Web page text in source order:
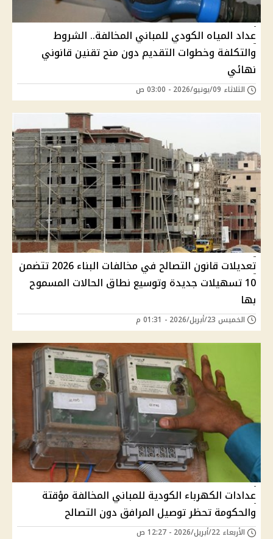
عداد المياه الكودي للمباني المخالفة.. الشروط
والتكلفة وخطوات التقديم دون منح تقنين قانوني
نهائي
الثلاثاء 09/يونيو/2026 - 03:00 ص
تعديلات قانون التصالح في مخالفات البناء 2026 تتضمن
10 تسهيلات جديدة وتوسيع نطاق الحالات المسموح
بها
الخميس 23/أبريل/2026 - 01:31 م
عدادات الكهرباء الكودية للمباني المخالفة مؤقتة
والحكومة تحظر توصيل المرافق دون التصالح
الأربعاء 22/أبريل/2026 - 12:27 ص